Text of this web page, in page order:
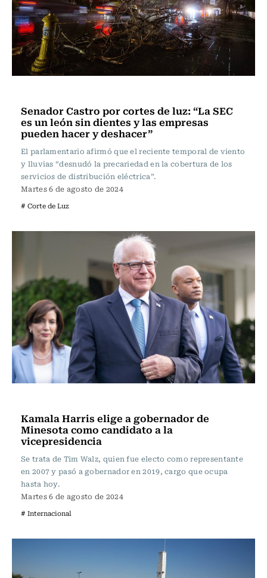
Senador Castro por cortes de luz: “La SEC
es un león sin dientes y las empresas
pueden hacer y deshacer”
El parlamentario afirmó que el reciente temporal de viento
y lluvias “desnudó la precariedad en la cobertura de los
servicios de distribución eléctrica”.
Martes 6 de agosto de 2024
# Corte de Luz
Kamala Harris elige a gobernador de
Minesota como candidato a la
vicepresidencia
Se trata de Tim Walz, quien fue electo como representante
en 2007 y pasó a gobernador en 2019, cargo que ocupa
hasta hoy.
Martes 6 de agosto de 2024
# Internacional